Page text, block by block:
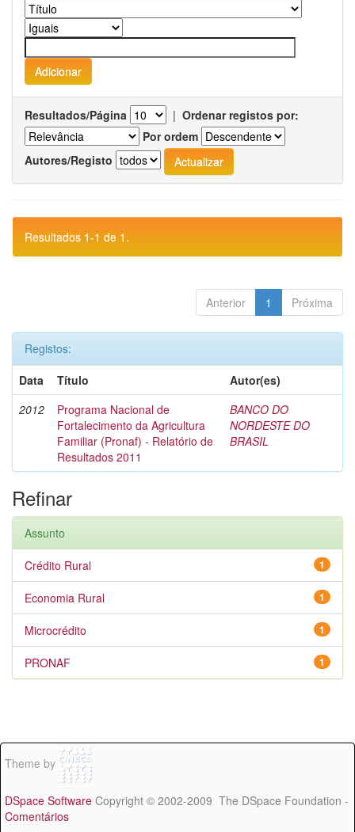
Resultados/Página | Ordenar registos por:
Por ordem
Autores/Registo
Resultados 1-1 de 1.
Anterior 1 Próxima
Registos:
Data
Título
Autor(es)
2012
Programa Nacional de
Fortalecimento da Agricultura
Familiar (Pronaf) - Relatório de
Resultados 2011
BANCO DO
NORDESTE DO
BRASIL
Refinar
Assunto
1
Crédito Rural
1
Economia Rural
1
Microcrédito
1
PRONAF
Theme by
DSpace Software Copyright © 2002-2009 The DSpace Foundation -
Comentários